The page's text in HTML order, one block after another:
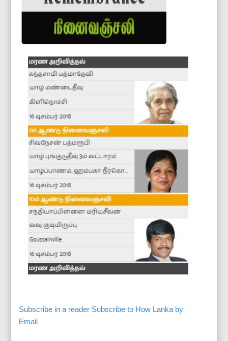
Subscribe in a reader Subscribe to How Lanka by
Email